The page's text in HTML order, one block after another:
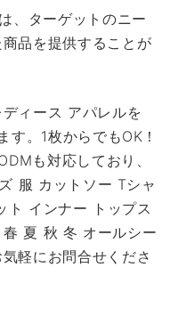
、ターゲットのニー
品を提供することが
ィース アパレルを
。1枚からでもOK！
も対応しており、
服 カットソー Tシャ
ト インナー トップス
夏 秋 冬 オールシー
軽にお問合せくださ